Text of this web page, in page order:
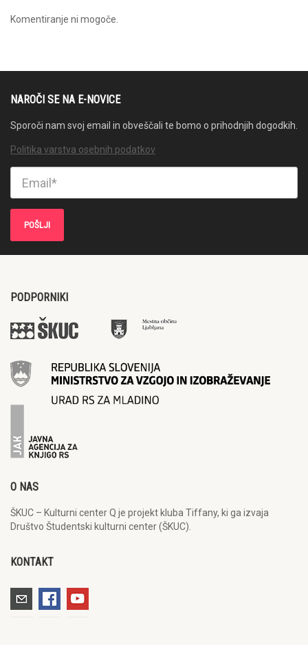
Komentiranje ni mogoče.
NAROČI SE NA E-NOVICE
Sporoči nam svoj email in obveščali te bomo o prihodnjih dogodkih.
Politika varstva osebnih podatkov
PODPORNIKI
O NAS
ŠKUC – Kulturni center Q je projekt kluba Tiffany, ki ga izvaja
Društvo Študentski kulturni center (ŠKUC).
KONTAKT